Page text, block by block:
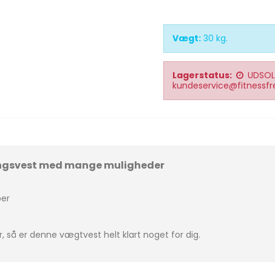
Vægt: 30 kg.
Lagerstatus:
med mange muligheder
så er denne vægtvest helt klart noget for dig.